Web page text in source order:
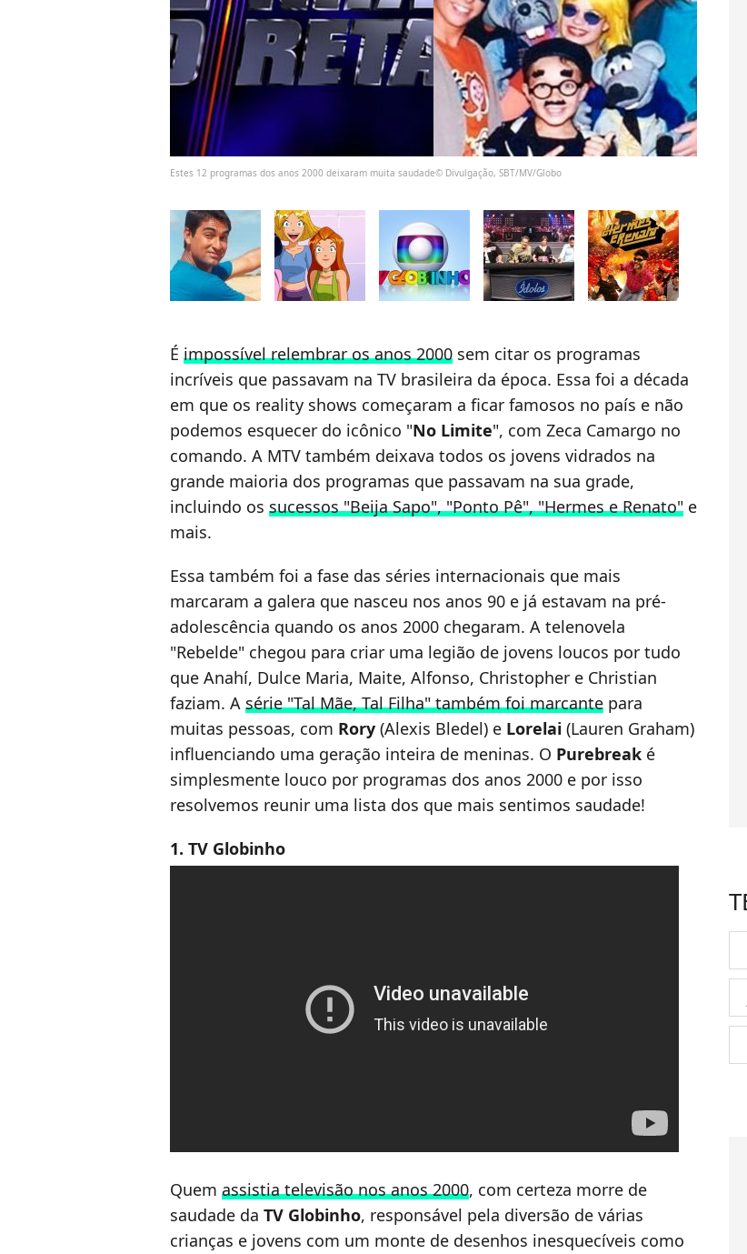
Estes 12 programas dos anos 2000 deixaram muita saudade© Divulgação, SBT/MV/Globo
É impossível relembrar os anos 2000 sem citar os programas
incríveis que passavam na TV brasileira da época. Essa foi a década
em que os reality shows começaram a ficar famosos no país e não
podemos esquecer do icônico "No Limite", com Zeca Camargo no
comando. A MTV também deixava todos os jovens vidrados na
grande maioria dos programas que passavam na sua grade,
incluindo os sucessos "Beija Sapo", "Ponto Pê", "Hermes e Renato" e
mais.
Essa também foi a fase das séries internacionais que mais
marcaram a galera que nasceu nos anos 90 e já estavam na pré-
adolescência quando os anos 2000 chegaram. A telenovela
"Rebelde" chegou para criar uma legião de jovens loucos por tudo
que Anahí, Dulce Maria, Maite, Alfonso, Christopher e Christian
faziam. A série "Tal Mãe, Tal Filha" também foi marcante para
muitas pessoas, com Rory (Alexis Bledel) e Lorelai (Lauren Graham)
influenciando uma geração inteira de meninas. O Purebreak é
simplesmente louco por programas dos anos 2000 e por isso
resolvemos reunir uma lista dos que mais sentimos saudade!
1. TV Globinho
Quem assistia televisão nos anos 2000, com certeza morre de
saudade da TV Globinho, responsável pela diversão de várias
crianças e jovens com um monte de desenhos inesquecíveis como